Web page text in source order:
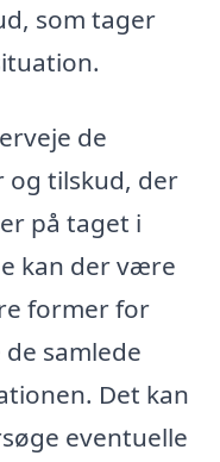
som tager
de
og tilskud, der
på taget i
kan der være
former for
samlede
Det kan
eventuelle